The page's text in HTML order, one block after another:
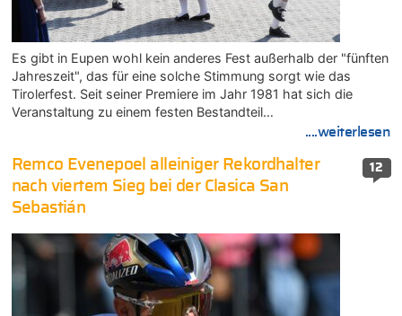
Es gibt in Eupen wohl kein anderes Fest außerhalb der "fünften
Jahreszeit", das für eine solche Stimmung sorgt wie das
Tirolerfest. Seit seiner Premiere im Jahr 1981 hat sich die
Veranstaltung zu einem festen Bestandteil…
....weiterlesen
12
Remco Evenepoel alleiniger Rekordhalter
nach viertem Sieg bei der Clasica San
Sebastián